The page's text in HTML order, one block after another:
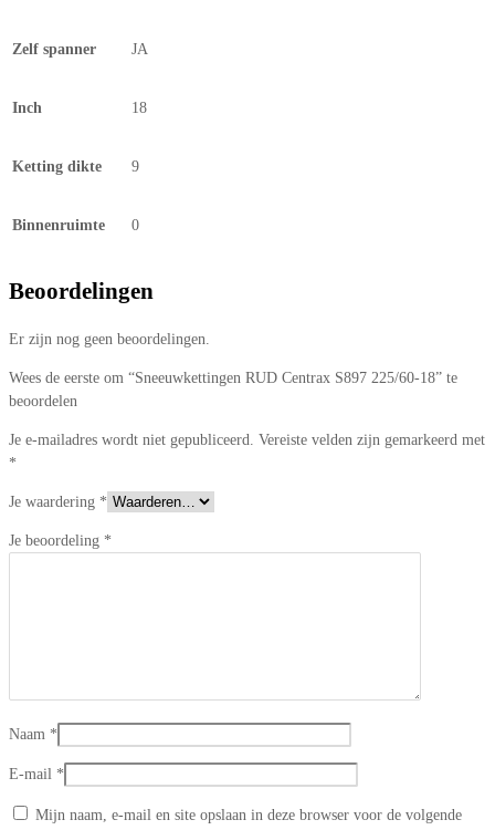
Zelf spanner JA
Inch 18
Ketting dikte 9
Binnenruimte 0
Beoordelingen
Er zijn nog geen beoordelingen.
Wees de eerste om “Sneeuwkettingen RUD Centrax S897 225/60-18” te
beoordelen
Je e-mailadres wordt niet gepubliceerd. Vereiste velden zijn gemarkeerd met
*
Je waardering *
Je beoordeling *
Naam *
E-mail *
Mijn naam, e-mail en site opslaan in deze browser voor de volgende